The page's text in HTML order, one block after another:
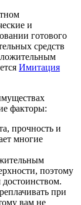
и
готового
средств
Имитация
факторы:
прочность и
многие
поэтому
достоинством.
при
вам не